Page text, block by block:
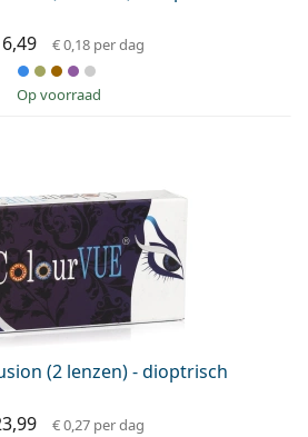
€ 0,18 per dag
op voorraad
(2 lenzen) - dioptrisch
€ 0,27 per dag